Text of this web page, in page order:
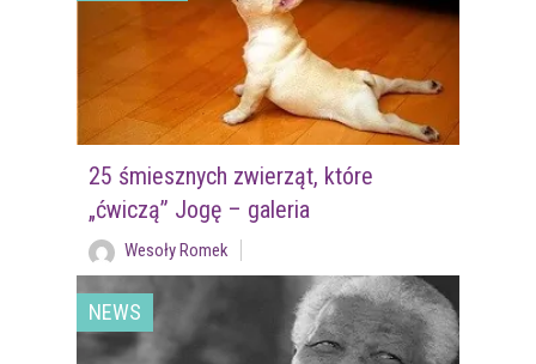
25 śmiesznych zwierząt, które
„ćwiczą” Jogę – galeria
Wesoły Romek
NEWS